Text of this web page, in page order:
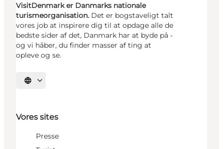
VisitDenmark er Danmarks nationale
turismeorganisation. Det er bogstaveligt talt
vores job at inspirere dig til at opdage alle de
bedste sider af det, Danmark har at byde på -
og vi håber, du finder masser af ting at
opleve og se.
Vælg sprog
Vores sites
Presse